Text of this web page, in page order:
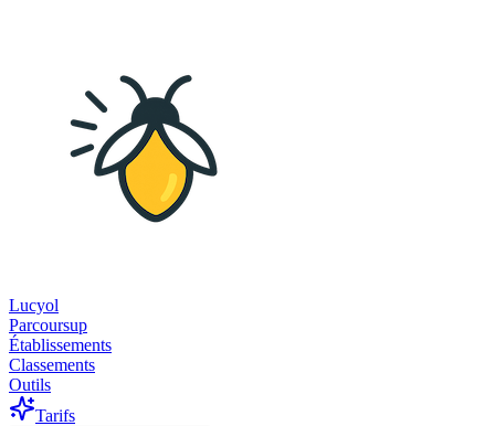
Lucyol
Parcoursup
Établissements
Classements
Outils
Tarifs